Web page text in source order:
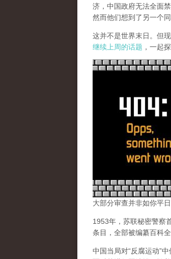
济，中国政府无法全面
然而他们想到了另一个
这并不是世界末日。但
继续上周的话题 ，一起
大部分审查并非如你平
1953年，苏联秘密警察
条目，全部被编纂百科
中国当局对“反腐运动”